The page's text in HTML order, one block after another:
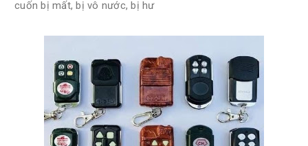
cuốn bị mất, bị vô nước, bị hư